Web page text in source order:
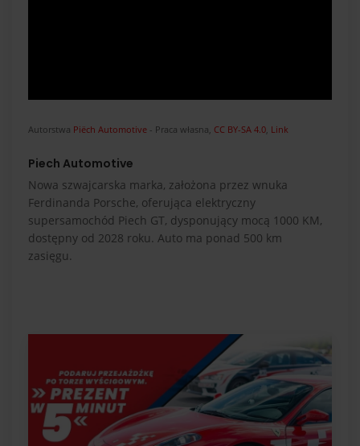
Autorstwa Piëch Automotive - Praca własna, CC BY-SA 4.0, Link
Piech Automotive
Nowa szwajcarska marka, założona przez wnuka
Ferdinanda Porsche, oferująca elektryczny
supersamochód Piech GT, dysponujący mocą 1000 KM,
dostępny od 2028 roku. Auto ma ponad 500 km
zasięgu.